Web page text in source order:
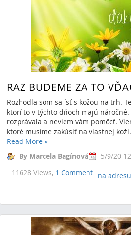
RAZ BUDEME ZA TO
Rozhodla som sa ísť s kožou na trh.
ktorí to v týchto dňoch majú náročné.
rozprávala a neviem vám pomôcť.
ktoré musíme zakúsiť na vlastnej koži.
Read More »
By Marcela Bagínová
5/9/20
11628 Views, 1 Comment na adresu